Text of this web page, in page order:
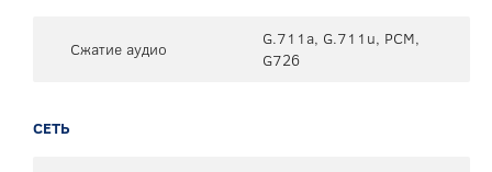
Сжатие аудио
G.711a, G.711u, PCM,
G726
СЕТЬ